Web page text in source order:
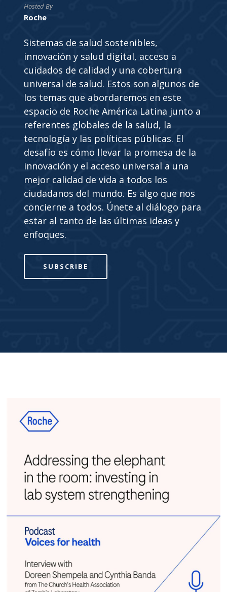
Hosted By
Roche
Sistemas de salud sostenibles,
innovación y salud digital, acceso a
cuidados de calidad y una cobertura
universal de salud. Estos son algunos de
los temas que abordaremos en este
espacio de Roche América Latina junto a
referentes globales de la salud, la
tecnología y las políticas públicas. El
desafío es cómo llevar la promesa de la
innovación y el acceso universal a una
mejor calidad de vida a todos los
ciudadanos del mundo. Es algo que nos
concierne a todos. Únete al diálogo para
estar al tanto de las últimas ideas y
enfoques.
SUBSCRIBE